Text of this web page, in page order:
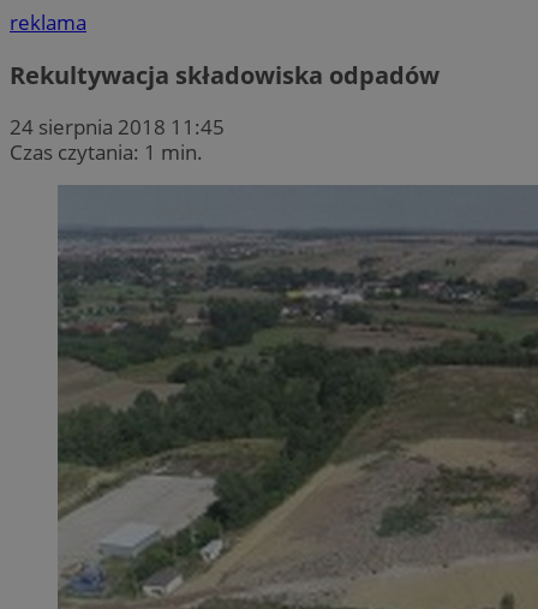
reklama
Rekultywacja składowiska odpadów
24 sierpnia 2018 11:45
Czas czytania: 1 min.